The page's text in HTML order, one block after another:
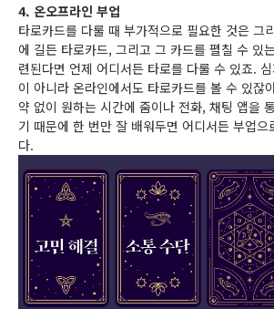
4. 온오프라인 부업
타로카드를 다룰 때 부가적으로 필요한 것은 그
에 길든 타로카드, 그리고 그 카드를 펼칠 수 있
련된다면 언제 어디서든 타로를 다룰 수 있죠.
이 아니라 온라인에서도 타로카드를 볼 수 있잖
약 없이 원하는 시간에 줌이나 전화, 채팅 앱을
기 때문에 한 번만 잘 배워두면 어디서든 부업으
다.